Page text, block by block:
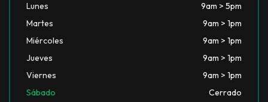
Lunes
9am > 5pm
Martes
9am > 1pm
Miércoles
9am > 1pm
Jueves
9am > 1pm
Viernes
9am > 1pm
Sábado
Cerrado